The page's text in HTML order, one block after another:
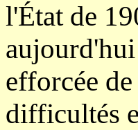
l'État de
efforcée
difficultés